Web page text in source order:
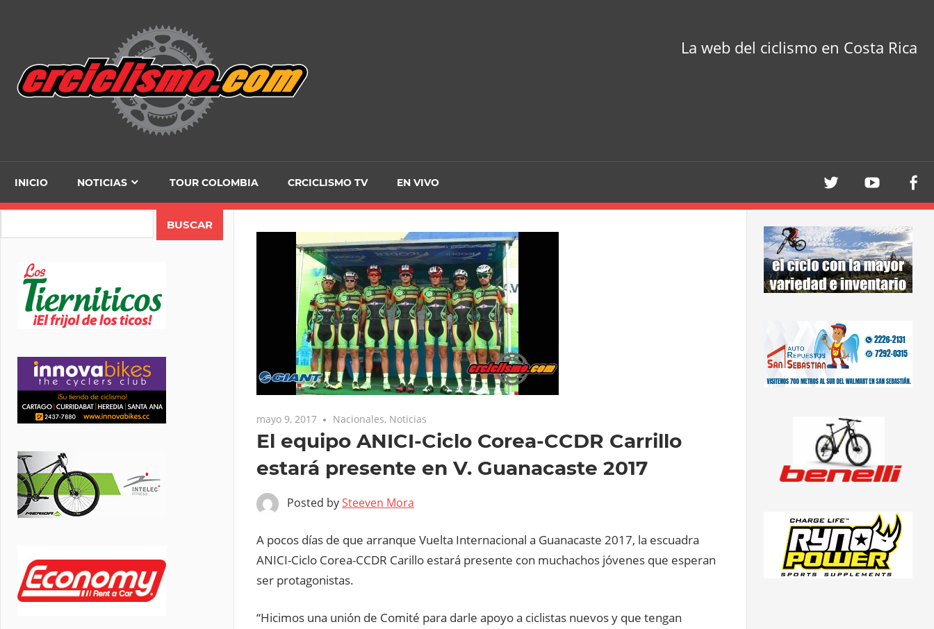
La web del ciclismo en Costa Rica
INICIO NOTICIAS TOUR COLOMBIA CRCICLISMO TV EN VIVO
mayo 9, 2017 Nacionales, Noticias
El equipo ANICI-Ciclo Corea-CCDR Carrillo
estará presente en V. Guanacaste 2017
Posted bySteeven Mora
A pocos días de que arranque Vuelta Internacional a Guanacaste 2017, la escuadra
ANICI-Ciclo Corea-CCDR Carillo estará presente con muchachos jóvenes que esperan
ser protagonistas.
“Hicimos una unión de Comité para darle apoyo a ciclistas nuevos y que tengan